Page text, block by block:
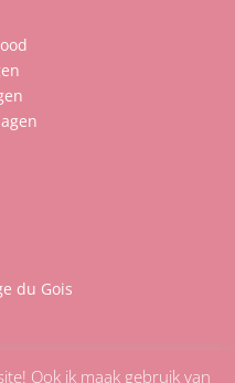
du Gois
Ook ik maak gebruik van